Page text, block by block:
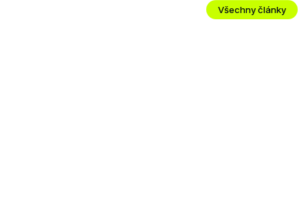
Všechny články